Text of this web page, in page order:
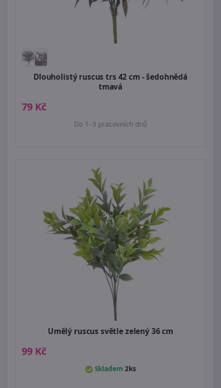
Dlouholistý ruscus trs 42 cm - šedohnědá
tmavá
79 Kč
Do 1–3 pracovních dnů
Umělý ruscus světle zelený 36 cm
99 Kč
Skladem 2ks